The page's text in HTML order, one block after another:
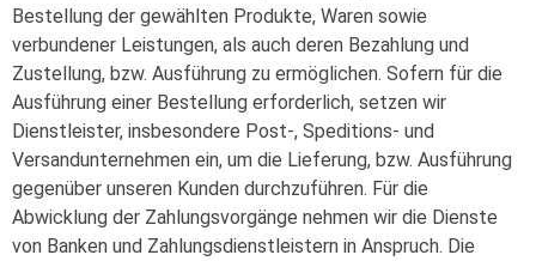
Bestellung der gewählten Produkte, Waren sowie
verbundener Leistungen, als auch deren Bezahlung und
Zustellung, bzw. Ausführung zu ermöglichen. Sofern für die
Ausführung einer Bestellung erforderlich, setzen wir
Dienstleister, insbesondere Post-, Speditions- und
Versandunternehmen ein, um die Lieferung, bzw. Ausführung
gegenüber unseren Kunden durchzuführen. Für die
Abwicklung der Zahlungsvorgänge nehmen wir die Dienste
von Banken und Zahlungsdienstleistern in Anspruch. Die